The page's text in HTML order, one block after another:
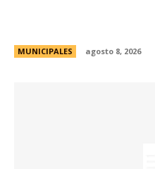
MUNICIPALES agosto 8, 2026